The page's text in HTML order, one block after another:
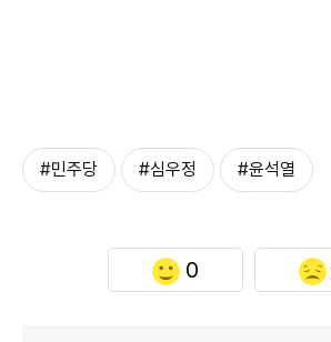
#민주당 #심우정 #윤석열
0